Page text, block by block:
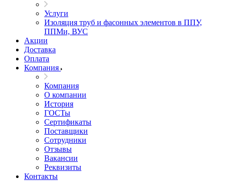
Услуги
Изоляция труб и фасонных элементов в ППУ,
ППМи, ВУС
Акции
Доставка
Оплата
Компания
Компания
О компании
История
ГОСТы
Сертификаты
Поставщики
Сотрудники
Отзывы
Вакансии
Реквизиты
Контакты